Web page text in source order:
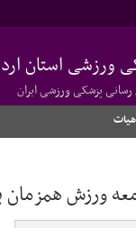
ورزشی استان
رسانی پزشکی ورزشی ایران
ورزش همزمان